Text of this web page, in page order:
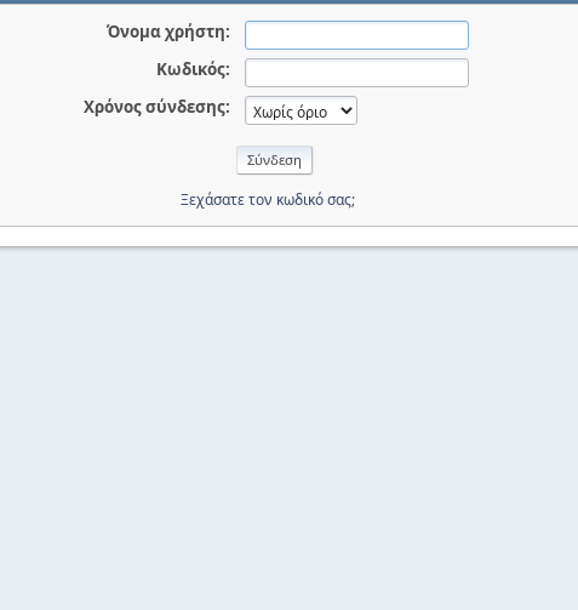
Όνομα χρήστη:
Κωδικός:
Χρόνος σύνδεσης:
Ξεχάσατε τον κωδικό σας;